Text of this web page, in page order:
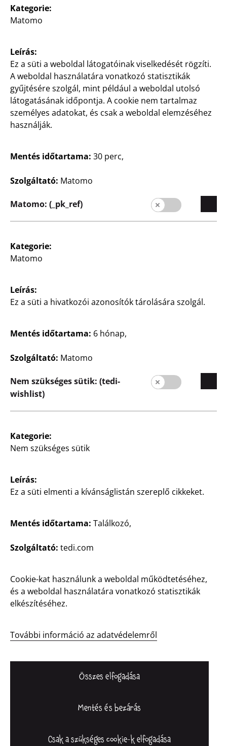
különböző színekben
100,00 Ft/1 db
Tárolódobozok
kb. 28x23x22 cm, darabja
3500
Tárolódoboz
Vállalat
Kezdőoldal
Minőség
Fenntarthatóság
Kapcsolat
Vevőinformációk
Üzletkereső
Magyarország / Magyar
Kapcsolat
Impresszum
Bejelentő rendszer
Kategorie:
Matomo
Leírás:
Ez a süti a weboldal látogatóinak viselkedését rögzíti.
A weboldal használatára vonatkozó statisztikák
gyűjtésére szolgál, mint például a weboldal utolsó
látogatásának időpontja. A cookie nem tartalmaz
személyes adatokat, és csak a weboldal elemzéséhez
használják.
Mentés időtartama: 30 perc,
Szolgáltató: Matomo
Matomo: (_pk_ref)
Kategorie:
Matomo
Leírás:
Ez a süti a hivatkozói azonosítók tárolására szolgál.
Mentés időtartama: 6 hónap,
Szolgáltató: Matomo
Nem szükséges sütik: (tedi-
wishlist)
Kategorie:
Nem szükséges sütik
Leírás:
Ez a süti elmenti a kívánságlistán szereplő cikkeket.
Mentés időtartama: Találkozó,
Szolgáltató: tedi.com
Cookie-kat használunk a weboldal működtetéséhez,
és a weboldal használatára vonatkozó statisztikák
elkészítéséhez.
További információ az adatvédelemről
Összes elfogadása
Mentés és bezárás
Csak a szükséges cookie-k elfogadása